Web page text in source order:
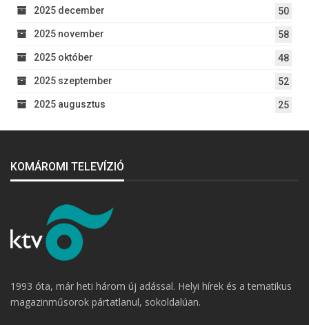
2025 december 50
2025 november 58
2025 október 48
2025 szeptember 52
2025 augusztus 25
KOMÁROMI TELEVÍZIÓ
1993 óta, már heti három új adással. Helyi hírek és a tematikus
magazinműsorok pártatlanul, sokoldalúan.